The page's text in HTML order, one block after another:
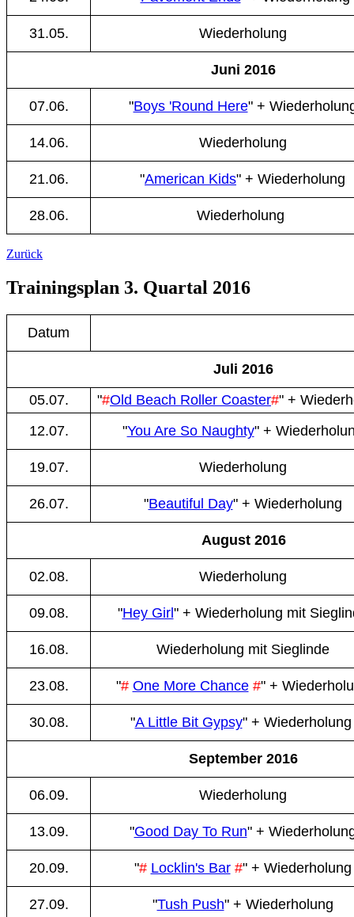
31.05. Wiederholung
Juni 2016
07.06. "Boys 'Round Here" +
14.06. Wiederholung
21.06. "American Kids" + Wiederholung
28.06. Wiederholung
Zurück
Trainingsplan 3. Quartal 2016
Datum
Juli 2016
05.07.
"#Old Beach Roller Coaster#" +
12.07.
"You Are So Naughty" +
19.07. Wiederholung
26.07. "Beautiful Day" + Wiederholung
August 2016
02.08. Wiederholung
09.08. "Hey Girl " + Wiederholung mit
16.08. Wiederholung mit Sieglinde
23.08. "# One More Chance #" +
30.08. "A Little Bit Gypsy" +
September 2016
06.09. Wiederholung
13.09. "Good Day To Run" +
20.09. "# Locklin's Bar #" + Wiederholung
27.09. "Tush Push" + Wiederholung